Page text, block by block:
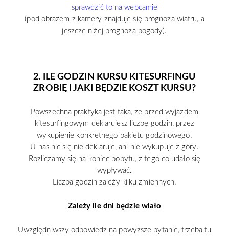
sprawdzić to na webcamie
(pod obrazem z kamery znajduje się prognoza wiatru, a
jeszcze niżej prognoza pogody).
2. ILE GODZIN KURSU KITESURFINGU
ZROBIĘ I JAKI BĘDZIE KOSZT KURSU?
Powszechna praktyka jest taka, że przed wyjazdem
kitesurfingowym deklarujesz liczbę godzin, przez
wykupienie konkretnego pakietu godzinowego.
U nas nic się nie deklaruje, ani nie wykupuje z góry.
Rozliczamy się na koniec pobytu, z tego co udało się
wypływać.
Liczba godzin zależy kilku zmiennych.
Zależy ile dni będzie wiało
Uwzględniwszy odpowiedź na powyższe pytanie, trzeba tu